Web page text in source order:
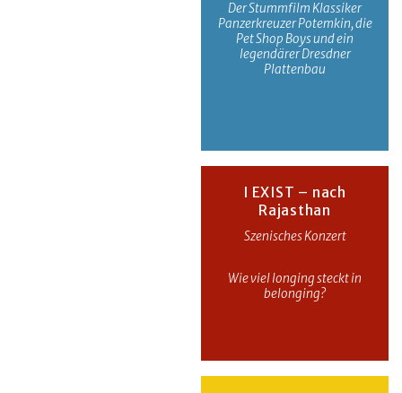
Der Stummfilm Klassiker
Panzerkreuzer Potemkin, die
Pet Shop Boys und ein
legendärer Dresdner
Plattenbau
I EXIST – nach
Rajasthan
Szenisches Konzert
Wie viel longing steckt in
belonging?